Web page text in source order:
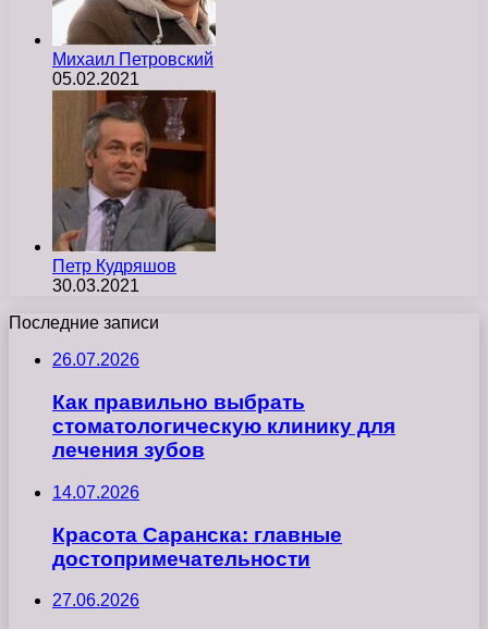
Михаил Петровский
05.02.2021
Петр Кудряшов
30.03.2021
Последние записи
26.07.2026
Как правильно выбрать
стоматологическую клинику для
лечения зубов
14.07.2026
Красота Саранска: главные
достопримечательности
27.06.2026